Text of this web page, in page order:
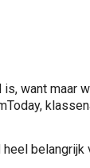
want maar
belangrijk